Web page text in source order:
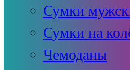
Сумки
Сумки на
Чемоданы